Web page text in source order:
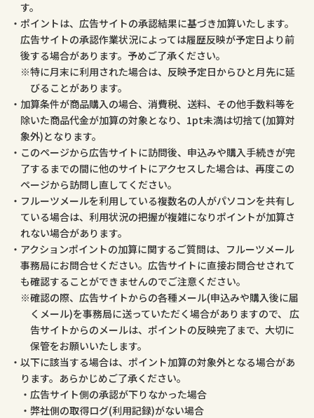
す。
ポイントは、広告サイトの承認結果に基づき加算いたします。
広告サイトの承認作業状況によっては履歴反映が予定日より前
後する場合があります。予めご了承ください。
特に月末に利用された場合は、反映予定日からひと月先に延
びることがあります。
加算条件が商品購入の場合、消費税、送料、その他手数料等を
除いた商品代金が加算の対象となり、1pt未満は切捨て(加算対
象外)となります。
このページから広告サイトに訪問後、申込みや購入手続きが完
了するまでの間に他のサイトにアクセスした場合は、再度この
ページから訪問し直してください。
フルーツメールを利用している複数名の人がパソコンを共有し
ている場合は、利用状況の把握が複雑になりポイントが加算さ
れない場合があります。
アクションポイントの加算に関するご質問は、フルーツメール
事務局にお問合せください。広告サイトに直接お問合せされて
も確認することができませんのでご注意ください。
確認の際、広告サイトからの各種メール(申込みや購入後に届
くメール)を事務局に送っていただく場合がありますので、 広
告サイトからのメールは、ポイントの反映完了まで、大切に
保管をお願いいたします。
以下に該当する場合は、ポイント加算の対象外となる場合があ
ります。あらかじめご了承ください。
広告サイト側の承認が下りなかった場合
弊社側の取得ログ(利用記録)がない場合